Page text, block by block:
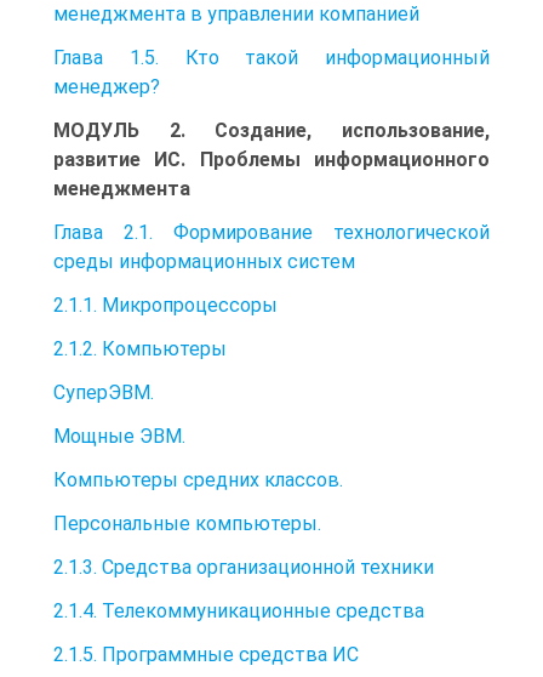
менеджмента в управлении компанией
Глава 1.5. Кто такой информационный
менеджер?
МОДУЛЬ 2. Создание, использование,
развитие ИС. Проблемы информационного
менеджмента
Глава 2.1. Формирование технологической
среды информационных систем
2.1.1. Микропроцессоры
2.1.2. Компьютеры
СуперЭВМ.
Мощные ЭВМ.
Компьютеры средних классов.
Персональные компьютеры.
2.1.3. Средства организационной техники
2.1.4. Телекоммуникационные средства
2.1.5. Программные средства ИС